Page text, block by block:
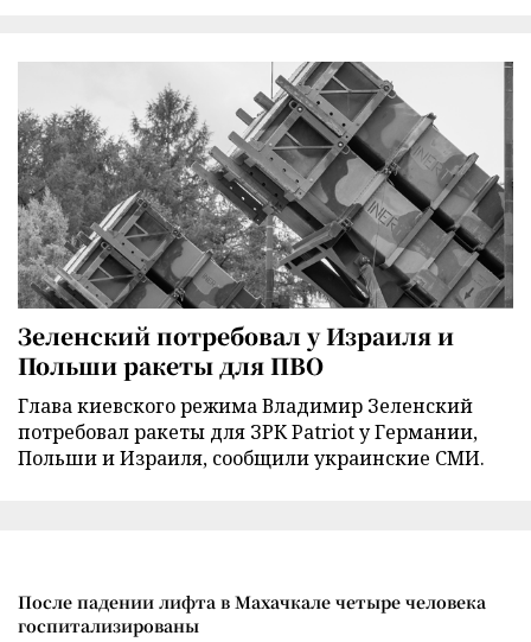
Зеленский потребовал у Израиля и
Польши ракеты для ПВО
Глава киевского режима Владимир Зеленский
потребовал ракеты для ЗРК Patriot у Германии,
Польши и Израиля, сообщили украинские СМИ.
После падении лифта в Махачкале четыре человека
госпитализированы